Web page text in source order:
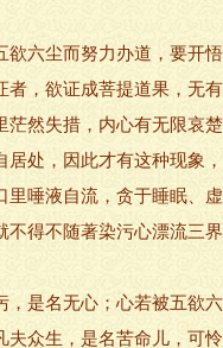
六尘而努力办道，要开
，欲证成菩提道果，无
茫然失措，内心有无限哀
处，因此才有这种现象
唾液自流，贪于睡眠、
得不随著染污心漂流三
，是名无心；心若被五欲
夫众生，是名苦命儿，可